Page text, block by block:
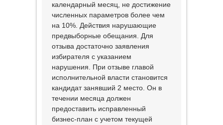
календарный месяц, не достижение
численных параметров более чем
на 10%. Действия нарушающие
предвыборные обещания. Для
отзыва достаточно заявления
избирателя с указанием
нарушения. При отзыве главой
исполнительной власти становится
кандидат занявший 2 место. Он в
течении месяца должен
предоставить исправленный
бизнес-план с учетом текущей